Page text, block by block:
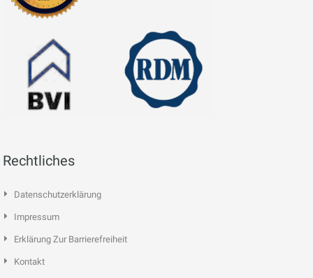
Rechtliches
Datenschutzerklärung
Impressum
Erklärung Zur Barrierefreiheit
Kontakt